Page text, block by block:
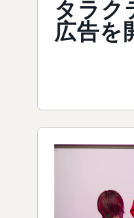
タラク
広告を